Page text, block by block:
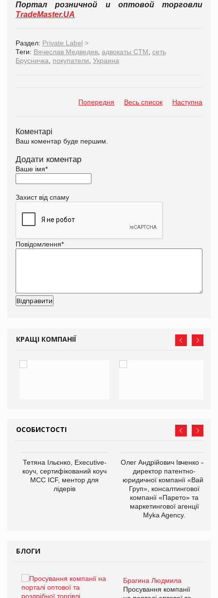
Портал розничной и оптовой торговли
TradeMaster.UA
Раздел: Private Label >
Теги: Вячеслав Медведев адвокаты СТМ сеть
Брусничка
покупатели Украина
Попередня Весь список Наступна
Коментарі
Ваш коментар буде першим.
Додати коментар
Ваше імя*
Захист від спаму
Повідомлення*
КРАЩІ КОМПАНІЇ
ОСОБИСТОСТІ
Тетяна Ільєнко, Executive-
коуч, сертифікований коуч
МСС ICF, ментор для
лідерів
Олег Андрійович Івченко —
директор патентно-
юридичної компанії «Вайз
Груп», консалтингової
компанії «Парето» та
маркетингової агенції
Myka Agency.
БЛОГИ
Брагина Людмила
Просування компанії